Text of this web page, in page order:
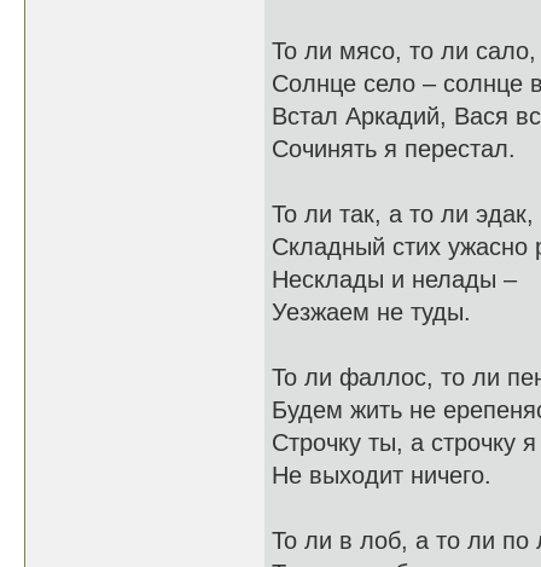
То ли мясо, то ли сало,
Солнце село – солнце
Встал Аркадий, Вася
Сочинять я перестал.
То ли так, а то ли эдак,
Складный стих ужасно
Несклады и нелады –
Уезжаем не туды.
То ли фаллос, то ли
Будем жить не
Строчку ты, а строчку
Не выходит ничего.
То ли в лоб, а то ли по